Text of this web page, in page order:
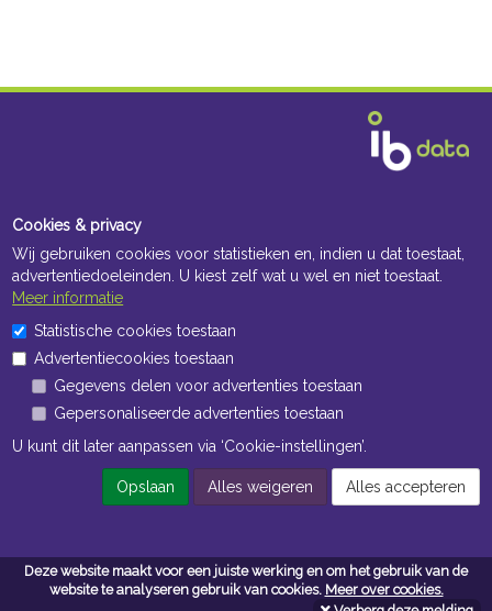
Deze website maakt voor een juiste werking en om het gebruik van de
website te analyseren gebruik van cookies. Meer over cookies.
Openingstijden Kantoor
ma t/m vr 8:30 uur tot 17:00 uur
Openingstijden Magazijn
ma t/m vr 7:00 uur tot 16:30 uur
Algemene voorwaarden
Cookies & privacy
Wij gebruiken cookies voor statistieken en, indien u dat toestaat,
advertentiedoeleinden. U kiest zelf wat u wel en niet toestaat.
Meer informatie
Statistische cookies toestaan
Advertentiecookies toestaan
Gegevens delen voor advertenties toestaan
Gepersonaliseerde advertenties toestaan
U kunt dit later aanpassen via ‘Cookie-instellingen’.
Opslaan Alles weigeren Alles accepteren